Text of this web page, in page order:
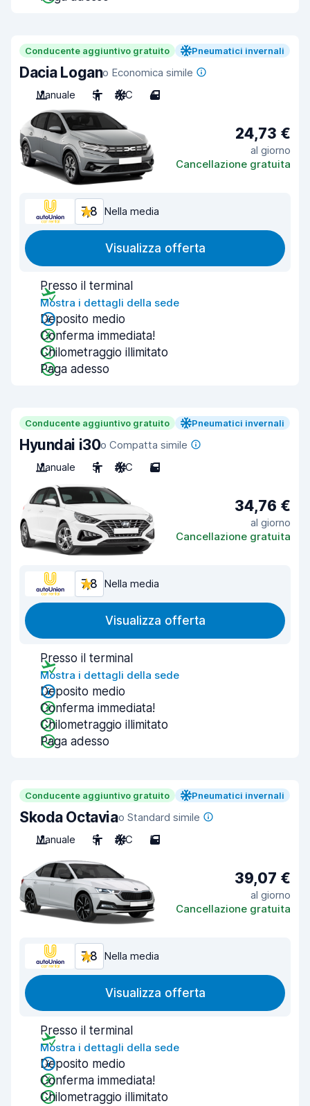
Conducente aggiuntivo gratuito Pneumatici invernali
Dacia Logano Economica simile
Manuale
5 A/C 4
24,73 €
al giorno
Cancellazione gratuita
7,8 Nella media
Visualizza offerta
Presso il terminal
Mostra i dettagli della sede
Deposito medio
Conferma immediata!
Chilometraggio illimitato
Paga adesso
Conducente aggiuntivo gratuito Pneumatici invernali
Hyundai i30o Compatta simile
Manuale
5 A/C 5
34,76 €
al giorno
Cancellazione gratuita
7,8 Nella media
Visualizza offerta
Presso il terminal
Mostra i dettagli della sede
Deposito medio
Conferma immediata!
Chilometraggio illimitato
Paga adesso
Conducente aggiuntivo gratuito Pneumatici invernali
Skoda Octaviao Standard simile
Manuale
5 A/C 5
39,07 €
al giorno
Cancellazione gratuita
7,8 Nella media
Visualizza offerta
Presso il terminal
Mostra i dettagli della sede
Deposito medio
Conferma immediata!
Chilometraggio illimitato